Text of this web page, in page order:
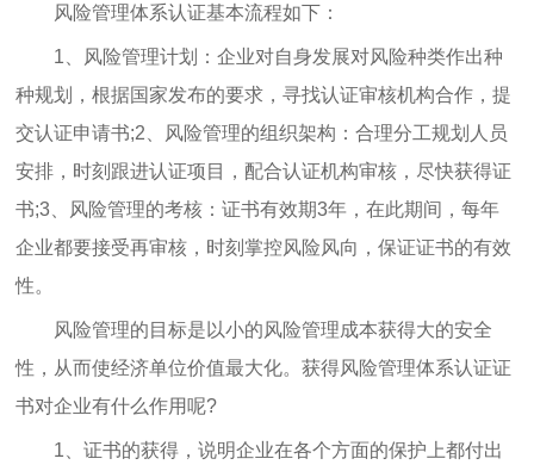
风险管理体系认证基本流程如下：
1、风险管理计划：企业对自身发展对风险种类作出种
种规划，根据国家发布的要求，寻找认证审核机构合作，提
交认证申请书;2、风险管理的组织架构：合理分工规划人员
安排，时刻跟进认证项目，配合认证机构审核，尽快获得证
书;3、风险管理的考核：证书有效期3年，在此期间，每年
企业都要接受再审核，时刻掌控风险风向，保证证书的有效
性。
风险管理的目标是以小的风险管理成本获得大的安全
性，从而使经济单位价值最大化。获得风险管理体系认证证
书对企业有什么作用呢?
1、证书的获得，说明企业在各个方面的保护上都付出